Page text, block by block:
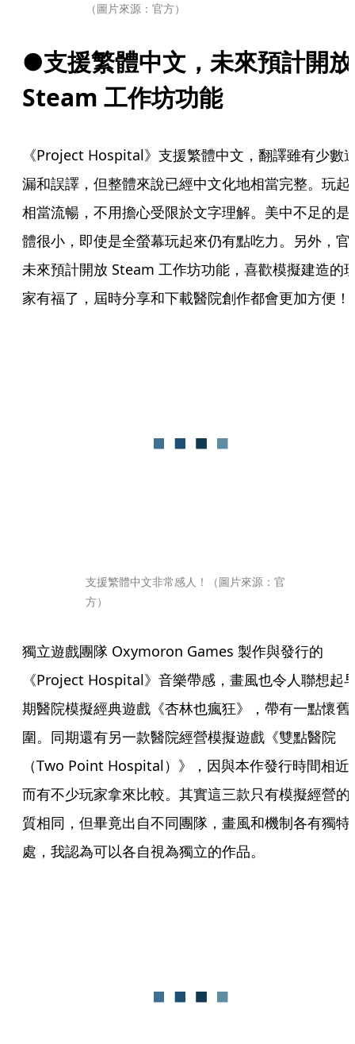
（圖片來源：官方）
●支援繁體中文，未來預計開放
Steam 工作坊功能
《Project Hospital》支援繁體中文，翻譯雖有少數
漏和誤譯，但整體來說已經中文化地相當完整。玩起
相當流暢，不用擔心受限於文字理解。美中不足的是
體很小，即使是全螢幕玩起來仍有點吃力。另外，官
未來預計開放 Steam 工作坊功能，喜歡模擬建造的
家有福了，屆時分享和下載醫院創作都會更加方便！
支援繁體中文非常感人！（圖片來源：官
方）
獨立遊戲團隊 Oxymoron Games 製作與發行的
《Project Hospital》音樂帶感，畫風也令人聯想起
期醫院模擬經典遊戲《杏林也瘋狂》，帶有一點懷舊
圍。同期還有另一款醫院經營模擬遊戲《雙點醫院
（Two Point Hospital）》，因與本作發行時間相近
而有不少玩家拿來比較。其實這三款只有模擬經營的
質相同，但畢竟出自不同團隊，畫風和機制各有獨特
處，我認為可以各自視為獨立的作品。